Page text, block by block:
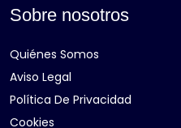
Sobre nosotros
Quiénes Somos
Aviso Legal
Política De Privacidad
Cookies